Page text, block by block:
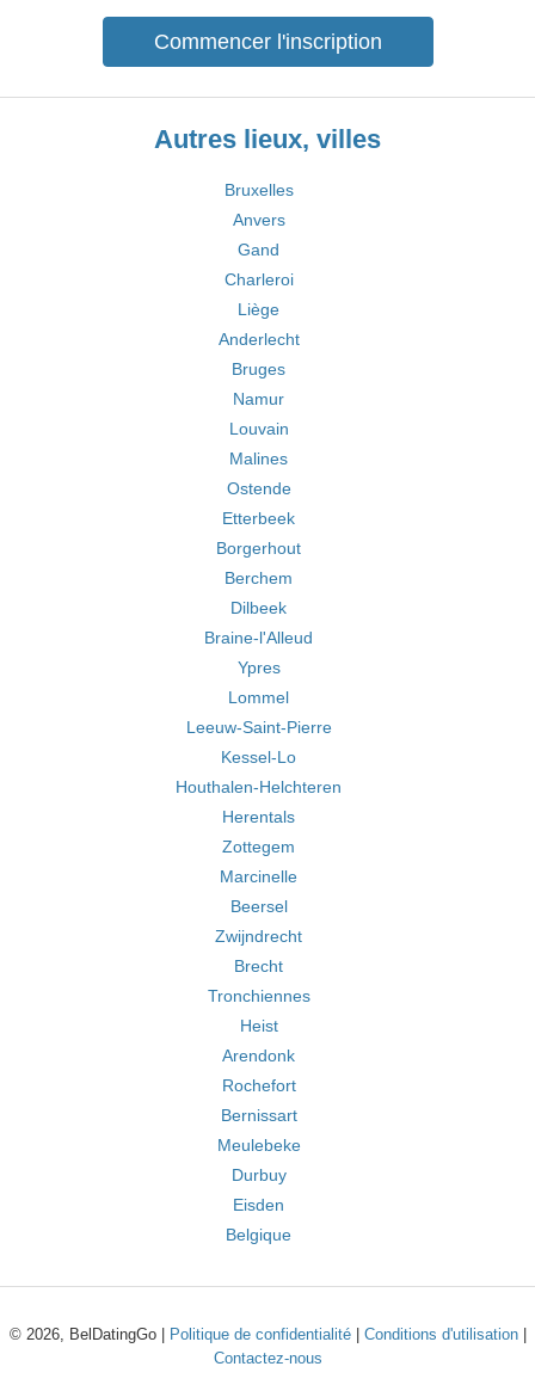
Commencer l'inscription
Autres lieux, villes
Bruxelles
Anvers
Gand
Charleroi
Liège
Anderlecht
Bruges
Namur
Louvain
Malines
Ostende
Etterbeek
Borgerhout
Berchem
Dilbeek
Braine-l'Alleud
Ypres
Lommel
Leeuw-Saint-Pierre
Kessel-Lo
Houthalen-Helchteren
Herentals
Zottegem
Marcinelle
Beersel
Zwijndrecht
Brecht
Tronchiennes
Heist
Arendonk
Rochefort
Bernissart
Meulebeke
Durbuy
Eisden
Belgique
© 2026, BelDatingGo | Politique de confidentialité| Conditions d'utilisation|
Contactez-nous